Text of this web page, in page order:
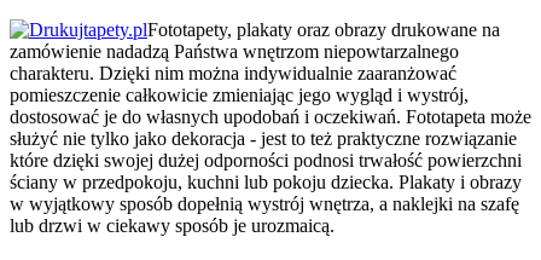
Fototapety, plakaty oraz obrazy drukowane na
zamówienie nadadzą Państwa wnętrzom niepowtarzalnego
charakteru. Dzięki nim można indywidualnie zaaranżować
pomieszczenie całkowicie zmieniając jego wygląd i wystrój,
dostosować je do własnych upodobań i oczekiwań. Fototapeta może
służyć nie tylko jako dekoracja - jest to też praktyczne rozwiązanie
które dzięki swojej dużej odporności podnosi trwałość powierzchni
ściany w przedpokoju, kuchni lub pokoju dziecka. Plakaty i obrazy
w wyjątkowy sposób dopełnią wystrój wnętrza, a naklejki na szafę
lub drzwi w ciekawy sposób je urozmaicą.